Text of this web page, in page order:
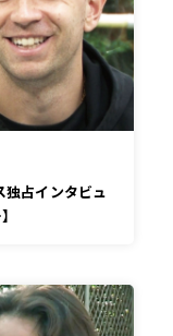
独占インタビュ